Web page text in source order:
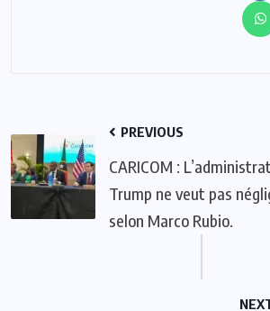
PREVIOUS
CARICOM :
Trump ne veut pas
selon Marco Rubio.